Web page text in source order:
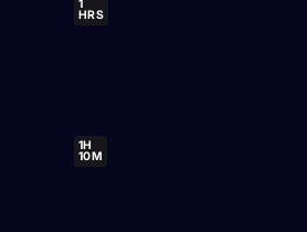
1
HRS
1H
10M